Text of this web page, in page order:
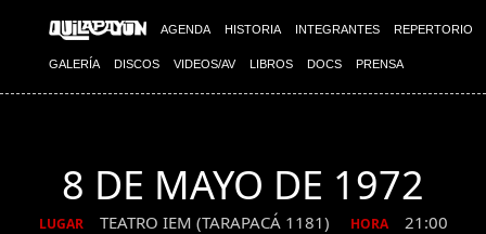
AGENDA HISTORIA INTEGRANTES REPERTORIO
GALERÍA DISCOS VIDEOS/AV LIBROS DOCS PRENSA
8 DE MAYO DE 1972
LUGAR TEATRO IEM (TARAPACÁ 1181) HORA 21:00